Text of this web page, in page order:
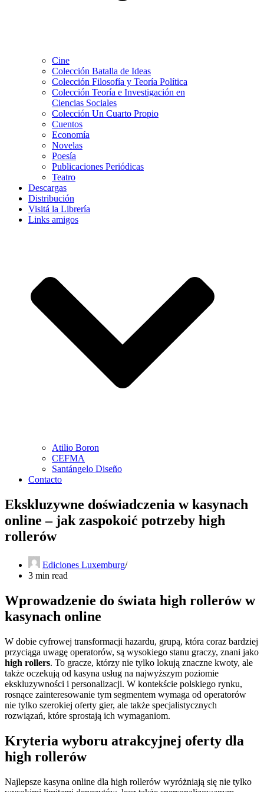
Cine
Colección Batalla de Ideas
Colección Filosofía y Teoría Política
Colección Teoría e Investigación en
Ciencias Sociales
Colección Un Cuarto Propio
Cuentos
Economía
Novelas
Poesía
Publicaciones Periódicas
Teatro
Descargas
Distribución
Visitá la Librería
Links amigos
Atilio Boron
CEFMA
Santángelo Diseño
Contacto
Ekskluzywne doświadczenia w kasynach
online – jak zaspokoić potrzeby high
rollerów
Ediciones Luxemburg
3 min read
Wprowadzenie do świata high rollerów w
kasynach online
W dobie cyfrowej transformacji hazardu, grupą, która coraz bardziej
przyciąga uwagę operatorów, są wysokiego stanu graczy, znani jako
high rollers. To gracze, którzy nie tylko lokują znaczne kwoty, ale
także oczekują od kasyna usług na najwyższym poziomie
ekskluzywności i personalizacji. W kontekście polskiego rynku,
rosnące zainteresowanie tym segmentem wymaga od operatorów
nie tylko szerokiej oferty gier, ale także specjalistycznych
rozwiązań, które sprostają ich wymaganiom.
Kryteria wyboru atrakcyjnej oferty dla
high rollerów
Najlepsze kasyna online dla high rollerów wyróżniają się nie tylko